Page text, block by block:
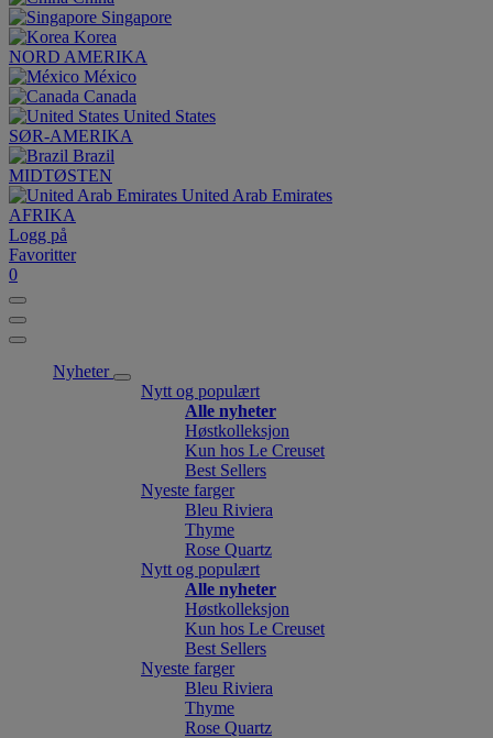
Singapore
Korea
NORD AMERIKA
México
Canada
United States
SØR-AMERIKA
Brazil
MIDTØSTEN
United Arab Emirates
AFRIKA
Logg på
Favoritter
0
Nyheter
Nytt og populært
Alle nyheter
Høstkolleksjon
Kun hos Le Creuset
Best Sellers
Nyeste farger
Bleu Riviera
Thyme
Rose Quartz
Nytt og populært
Alle nyheter
Høstkolleksjon
Kun hos Le Creuset
Best Sellers
Nyeste farger
Bleu Riviera
Thyme
Rose Quartz